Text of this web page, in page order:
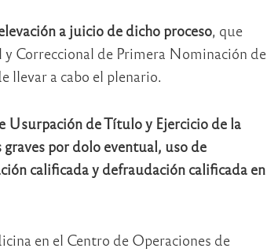
a juicio de dicho proceso, que
Correccional de Primera Nominación de
llevar a cabo el plenario.
Usurpación de Título y Ejercicio de la
por dolo eventual, uso de
calificada y defraudación calificada en
en el Centro de Operaciones de